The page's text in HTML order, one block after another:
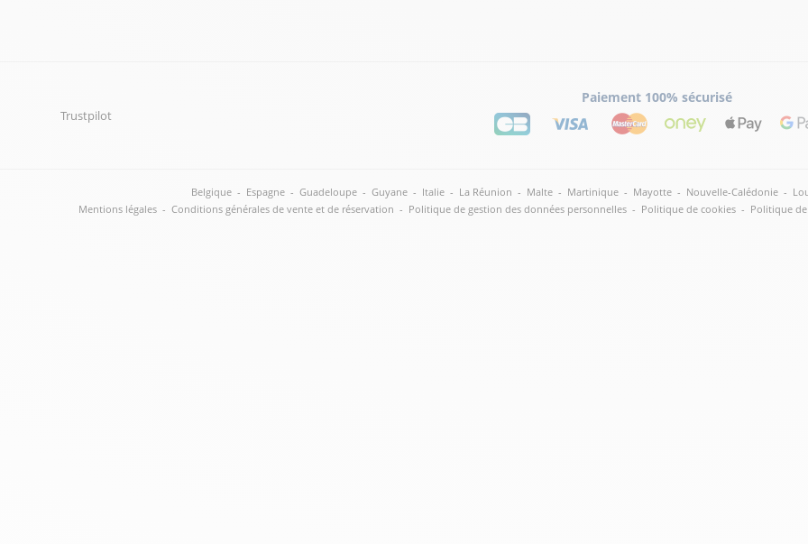
Trustpilot
Paiement 100% sécurisé
Belgique - Espagne - Guadeloupe - Guyane - Italie - La Réunion - Malte - Martinique - Mayotte - Nouvelle-Calédonie -
Mentions légales - Conditions générales de vente et de réservation - Politique de gestion des données personnelles - Politique de cookies - Politique